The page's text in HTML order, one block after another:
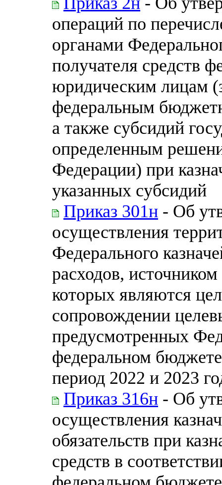
операций по
органами
получателя средств
юридическим лицам
федеральным
а также субсидий
определенным
Федерации) при
указанных субсидий
Приказ 301н - Об
осуществления
Федерального
расходов,
которых являются
сопровождении
предусмотренных
федеральном
период 2022 и 2023
Приказ 316н - Об
осуществления
обязательств при
средств в